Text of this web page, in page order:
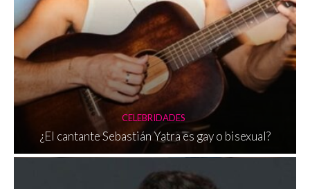
CELEBRIDADES
¿El cantante Sebastián Yatra es gay o bisexual?